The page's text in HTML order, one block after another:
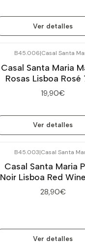
Ver detalles
B45.006|Casal Santa
Casal Santa Maria
Rosas Lisboa Rosé
19,90€
Ver detalles
B45.003|Casal Santa
Casal Santa Maria
Noir Lisboa Red
28,90€
Ver detalles